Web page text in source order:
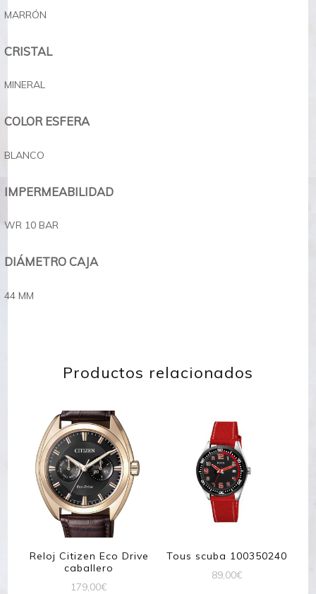
MARRÓN
CRISTAL
MINERAL
COLOR ESFERA
BLANCO
IMPERMEABILIDAD
WR 10 BAR
DIÁMETRO CAJA
44 MM
Productos relacionados
Reloj Citizen Eco Drive
caballero
179,00€
Tous scuba 100350240
89,00€